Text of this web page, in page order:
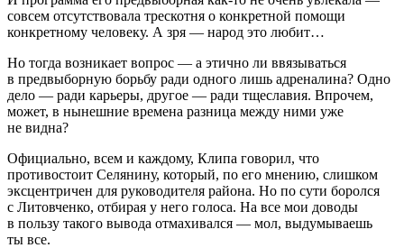
совсем отсутствовала трескотня о конкретной помощи
конкретному человеку. А зря — народ это любит…
Но тогда возникает вопрос — а этично ли ввязываться
в предвыборную борьбу ради одного лишь адреналина? Одно
дело — ради карьеры, другое — ради тщеславия. Впрочем,
может, в нынешние времена разница между ними уже
не видна?
Официально, всем и каждому, Клипа говорил, что
противостоит Селянину, который, по его мнению, слишком
эксцентричен для руководителя района. Но по сути боролся
с Литовченко, отбирая у него голоса. На все мои доводы
в пользу такого вывода отмахивался — мол, выдумываешь
ты все.